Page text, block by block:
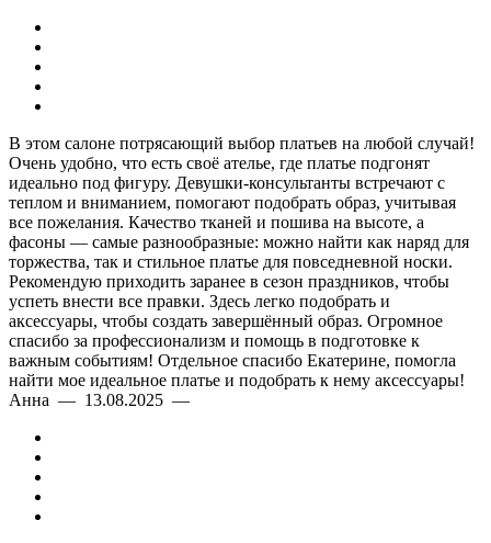
В этом салоне потрясающий выбор платьев на любой случай!
Очень удобно, что есть своё ателье, где платье подгонят
идеально под фигуру. Девушки-консультанты встречают с
теплом и вниманием, помогают подобрать образ, учитывая
все пожелания. Качество тканей и пошива на высоте, а
фасоны — самые разнообразные: можно найти как наряд для
торжества, так и стильное платье для повседневной носки.
Рекомендую приходить заранее в сезон праздников, чтобы
успеть внести все правки. Здесь легко подобрать и
аксессуары, чтобы создать завершённый образ. Огромное
спасибо за профессионализм и помощь в подготовке к
важным событиям! Отдельное спасибо Екатерине, помогла
найти мое идеальное платье и подобрать к нему аксессуары!
Анна — 13.08.2025 —